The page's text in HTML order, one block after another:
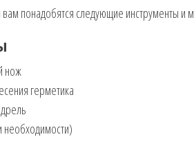
вам понадобятся следующие инструменты и
нож
герметика
необходимости)